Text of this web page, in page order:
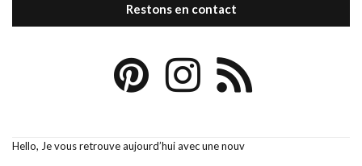
Restons en contact
Hello, Je vous retrouve aujourd’hui avec une nouv